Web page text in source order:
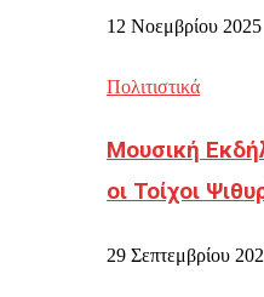
12 Νοεμβρίου 2025
Πολιτιστικά
Μουσική
οι Τοίχοι
29 Σεπτεμβρίου